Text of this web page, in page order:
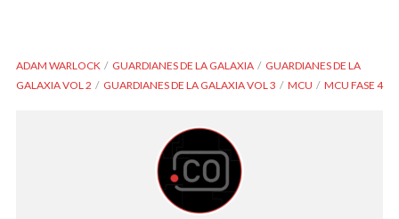
ADAM WARLOCK GUARDIANES DE LA GALAXIA
GUARDIANES DE LA
GALAXIA VOL 2
GUARDIANES DE LA GALAXIA VOL 3 MCU MCU FASE 4